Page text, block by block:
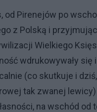
od Pirenejów po
z Polską i
Wielkiego
wdrukowywały się
(co skutkuje i
tak zwanej
na wschód od